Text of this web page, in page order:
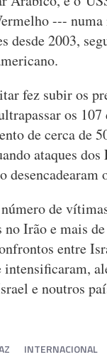
---
desde 2003,
fez subir os
os
de cerca de
ataques dos
desencadearam
de
Irão e mais
entre
e noutros
INTERNACIONAL